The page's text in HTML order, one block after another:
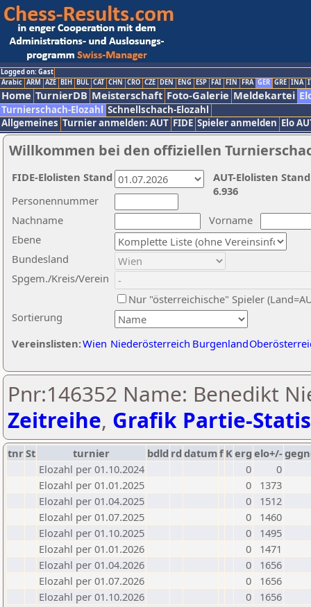
Logged on: Gast
Arabic ARM AZE BIH BUL CAT CHN CRO CZE DEN ENG ESP FAI FIN FRA GER GRE INA
Home TurnierDB Meisterschaft Foto-Galerie Meldekartei
Turnierschach-Elozahl Schnellschach-Elozahl
Allgemeines Turnier anmelden: AUT FIDE Spieler anmelden Elo
Willkommen bei den offiziellen
Nachname
Vorname
Ebene
Sortierung
Personennummer
Bundesland
Spgem./Kreis/Verein
Nur "österreichische" Spieler
Vereinslisten:Wien Niederösterreich Burgenland
AUT-Elolisten
6.936
FIDE-Elolisten Stand
Pnr:146352 Name: Benedikt
Zeitreihe, Grafik Partie-
tnrSt turnier bdld rd datumf Kerg elo+/-
Elozahl per 01.10.2024
0
0
Elozahl per 01.01.2025
0
1373
Elozahl per 01.04.2025
0
1512
Elozahl per 01.07.2025
0
1460
Elozahl per 01.10.2025
0
1495
Elozahl per 01.01.2026
0
1471
Elozahl per 01.04.2026
0
1656
Elozahl per 01.07.2026
0
1656
Elozahl per 01.10.2026
0 1656